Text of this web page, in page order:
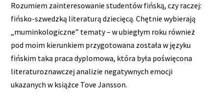
Rozumiem zainteresowanie studentów fińską, czy raczej:
fińsko-szwedzką literaturą dziecięcą. Chętnie wybierają
„muminkologiczne” tematy – w ubiegłym roku również
pod moim kierunkiem przygotowana została w języku
fińskim taka praca dyplomowa, która była poświęcona
literaturoznawczej analizie negatywnych emocji
ukazanych w książce Tove Jansson.